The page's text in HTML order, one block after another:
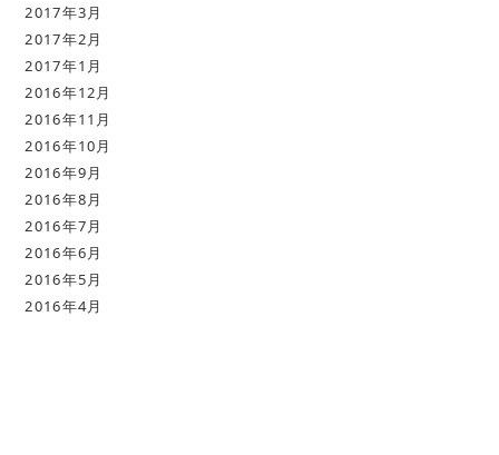
2017年3月
2017年2月
2017年1月
2016年12月
2016年11月
2016年10月
2016年9月
2016年8月
2016年7月
2016年6月
2016年5月
2016年4月